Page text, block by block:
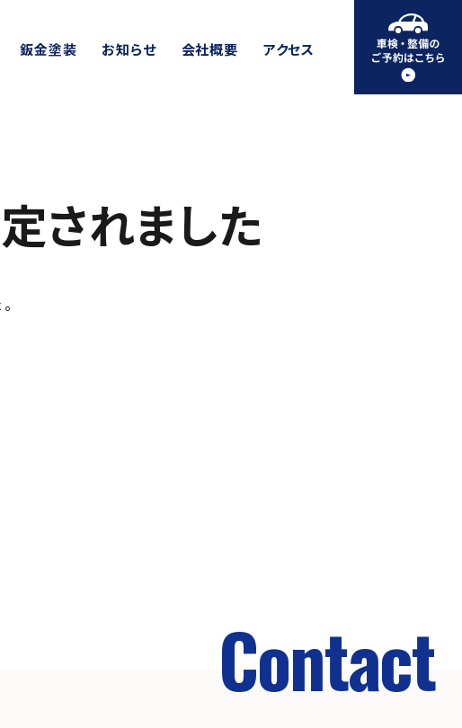
鈑金塗装 お知らせ 会社概要 アクセス
されました
Contact